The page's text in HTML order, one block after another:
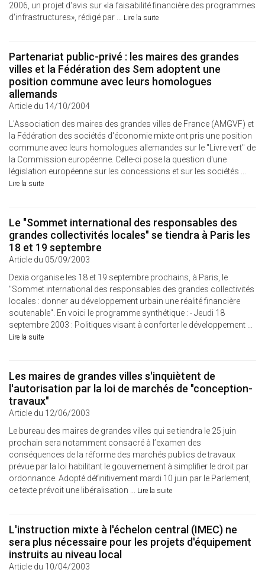
2006, un projet d'avis sur «la faisabilité financière des programmes
d'infrastructures», rédigé par ... Lire la suite
Partenariat public-privé : les maires des grandes
villes et la Fédération des Sem adoptent une
position commune avec leurs homologues
allemands
Article du 14/10/2004
L'Association des maires des grandes villes de France (AMGVF) et
la Fédération des sociétés d'économie mixte ont pris une position
commune avec leurs homologues allemandes sur le "Livre vert" de
la Commission européenne. Celle-ci pose la question d'une
législation européenne sur les concessions et sur les sociétés ...
Lire la suite
Le "Sommet international des responsables des
grandes collectivités locales" se tiendra à Paris les
18 et 19 septembre
Article du 05/09/2003
Dexia organise les 18 et 19 septembre prochains, à Paris, le
"Sommet international des responsables des grandes collectivités
locales : donner au développement urbain une réalité financière
soutenable". En voici le programme synthétique : - Jeudi 18
septembre 2003 : Politiques visant à conforter le développement ...
Lire la suite
Les maires de grandes villes s'inquiètent de
l'autorisation par la loi de marchés de "conception-
travaux"
Article du 12/06/2003
Le bureau des maires de grandes villes qui se tiendra le 25 juin
prochain sera notamment consacré à l’examen des
conséquences de la réforme des marchés publics de travaux
prévue par la loi habilitant le gouvernement à simplifier le droit par
ordonnance. Adopté définitivement mardi 10 juin par le Parlement,
ce texte prévoit une libéralisation ... Lire la suite
L'instruction mixte à l'échelon central (IMEC) ne
sera plus nécessaire pour les projets d'équipement
instruits au niveau local
Article du 10/04/2003